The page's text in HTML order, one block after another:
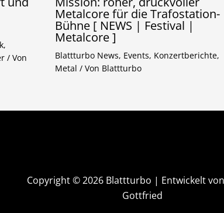
,
/ Von
Metalcore für die Trafostation-
Bühne [ NEWS | Festival |
Metalcore ]
Blattturbo News, Events, Konzertberichte,
Metal / Von Blattturbo
Copyright © 2026 Blattturbo | Entwickelt
Gottfried